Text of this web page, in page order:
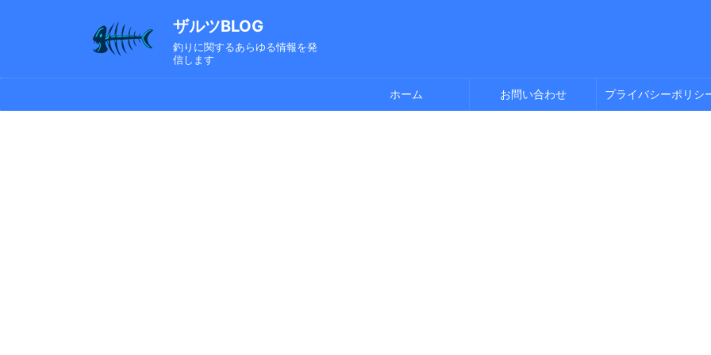
ザルツBLOG
釣りに関するあらゆる情報を発
信します
ホーム お問い合わせ プライバシーポリシ